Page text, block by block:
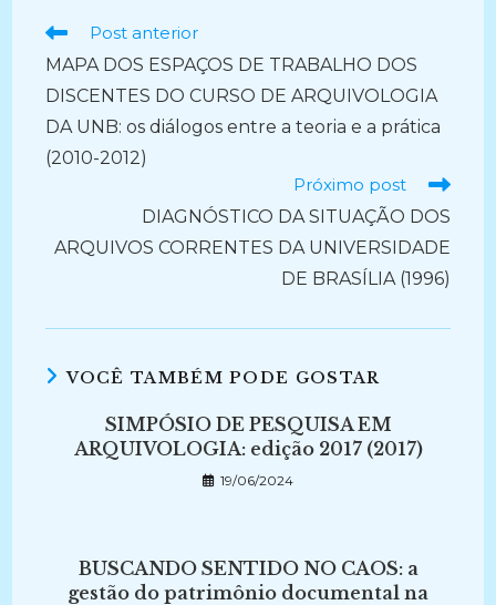
Ler
artigos
Post anterior
MAPA DOS ESPAÇOS DE TRABALHO DOS
DISCENTES DO CURSO DE ARQUIVOLOGIA
DA UNB: os diálogos entre a teoria e a prática
(2010-2012)
Próximo post
DIAGNÓSTICO DA SITUAÇÃO DOS
ARQUIVOS CORRENTES DA UNIVERSIDADE
DE BRASÍLIA (1996)
VOCÊ TAMBÉM PODE GOSTAR
SIMPÓSIO DE PESQUISA EM
ARQUIVOLOGIA: edição 2017 (2017)
19/06/2024
BUSCANDO SENTIDO NO CAOS: a
gestão do patrimônio documental na